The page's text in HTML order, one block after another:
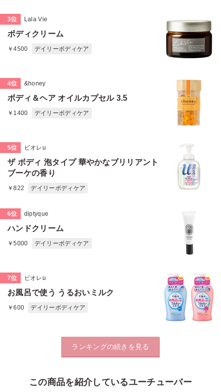
3位 Lala Vie
ボディクリーム
￥4500 デイリーボディケア
4位 &honey
ボディ＆ヘア オイルカプセル 3.5
￥1400 デイリーボディケア
5位 ビオレu
ザ ボディ 泡タイプ 華やかなブリリアント
ブーケの香り
￥822 デイリーボディケア
6位 diptyque
ハンドクリーム
￥5000 デイリーボディケア
7位 ビオレu
お風呂で使う うるおいミルク
￥600 デイリーボディケア
ランキングの続きを見る
この商品を紹介しているユーチューバー